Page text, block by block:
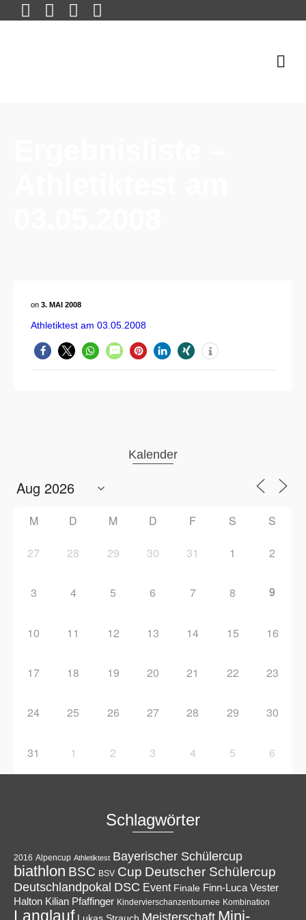
on 3. MAI 2008
Athletiktest am 03.05.2008
Kalender
M D M D F S S
27 28 29 30 31 1 2
3 4 5 6 7 8 9
10 11 12 13 14 15 16
17 18 19 20 21 22 23
24 25 26 27 28 29 30
31 1 2 3 4 5 6
Schlagwörter
2016 Alpencup Athletiktest Bayerischer Schülercup
biathlon BSC BSV Cup Deutscher Schülercup
Deutschlandpokal DSC Event Finale Finn-Luca Vester
Halton Kilian Pfaffinger Kindervierschanzentournee Kombination
Langlauf Lukas Strauch Meisterschaft Mini-